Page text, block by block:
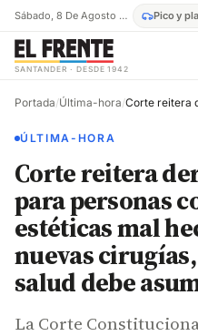
Sábado, 8 De Agosto De 2026 Pico y
SANTANDER · DESDE 1942
Portada/Última-hora/
ÚLTIMA-HORA
Corte reitera
para personas
estéticas mal
nuevas
salud debe
La Corte